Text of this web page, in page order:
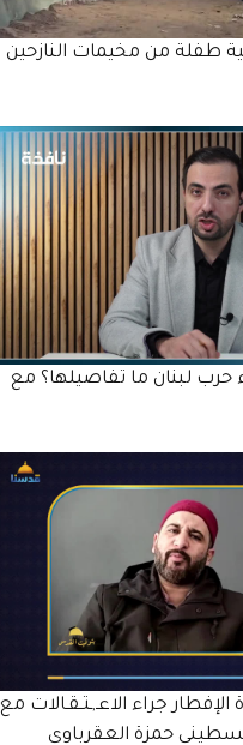
طفلة من مخيمات النازحين
حرب لبنان ما تفاصيلها؟ مع
جراء الاعـ,ـتـقـالات مع
حمزة العقرباوي